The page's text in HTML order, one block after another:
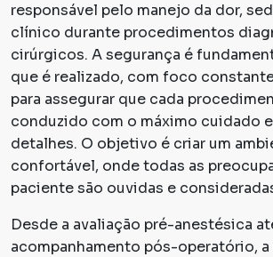
responsável pelo manejo da dor,
clínico durante procedimentos
cirúrgicos. A segurança é
que é realizado, com foco
para assegurar que cada
conduzido com o máximo cuidado
detalhes. O objetivo é criar um
confortável, onde todas as
paciente são ouvidas e
Desde a avaliação pré-anestésica
acompanhamento pós-operatório,